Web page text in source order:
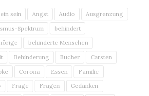
sein Angst Audio
Ausgrenzung
Spektrum
behindert
behinderte Menschen
Behinderung Bücher
Carsten
Corona Essen
Familie
Frage Fragen Gedanken